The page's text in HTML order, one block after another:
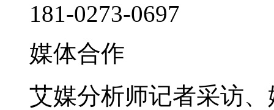
181-0273-0697
媒体合作
艾媒分析师记者采访